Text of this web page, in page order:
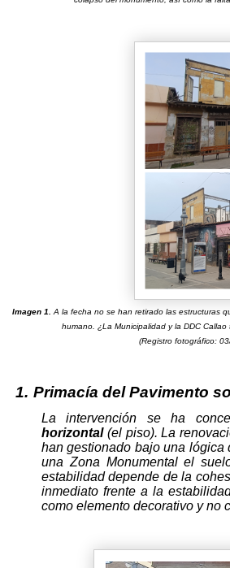
Imagen 1. A la fecha no se han retirado las estructuras
humano. ¿La Municipalidad y la DDC
(Registro fotográfico:
1. Primacía del Pavimento
La intervención se ha
horizontal(el piso). La
han gestionado bajo una
una Zona Monumental el
estabilidad depende de la
inmediato frente a la
como elemento decorativo y no